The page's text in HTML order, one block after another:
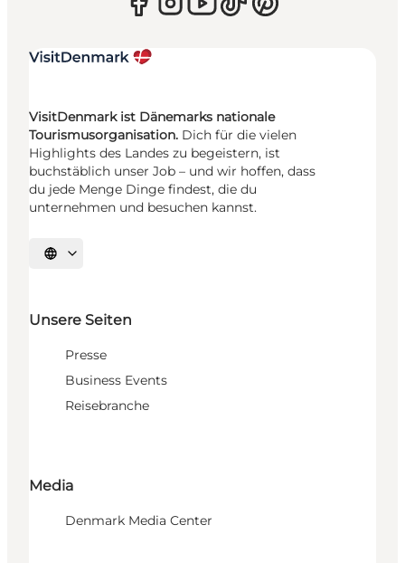
VisitDenmark ist Dänemarks nationale
Tourismusorganisation. Dich für die vielen
Highlights des Landes zu begeistern, ist
buchstäblich unser Job – und wir hoffen, dass
du jede Menge Dinge findest, die du
unternehmen und besuchen kannst.
Sprache auswählen
Unsere Seiten
Presse
Business Events
Reisebranche
Media
Denmark Media Center